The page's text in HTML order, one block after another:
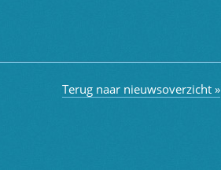
Terug naar nieuwsoverzicht »